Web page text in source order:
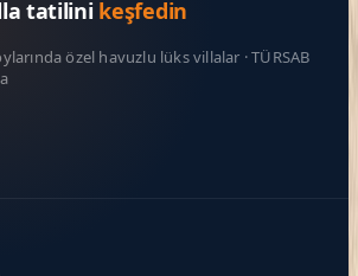
tatilini keşfedin
özel havuzlu lüks villalar · TÜRSAB